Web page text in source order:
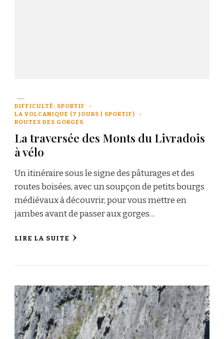
DIFFICULTÉ: SPORTIF
LA VOLCANIQUE (7 JOURS | SPORTIF)
ROUTES DES GORGES
La traversée des Monts du Livradois
à vélo
Un itinéraire sous le signe des pâturages et des
routes boisées, avec un soupçon de petits bourgs
médiévaux à découvrir, pour vous mettre en
jambes avant de passer aux gorges…
LIRE LA SUITE